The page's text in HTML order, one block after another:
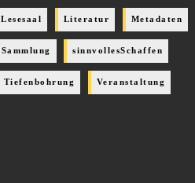
Lesesaal Literatur Metadaten
Sammlung sinnvollesSchaffen
Tiefenbohrung Veranstaltung